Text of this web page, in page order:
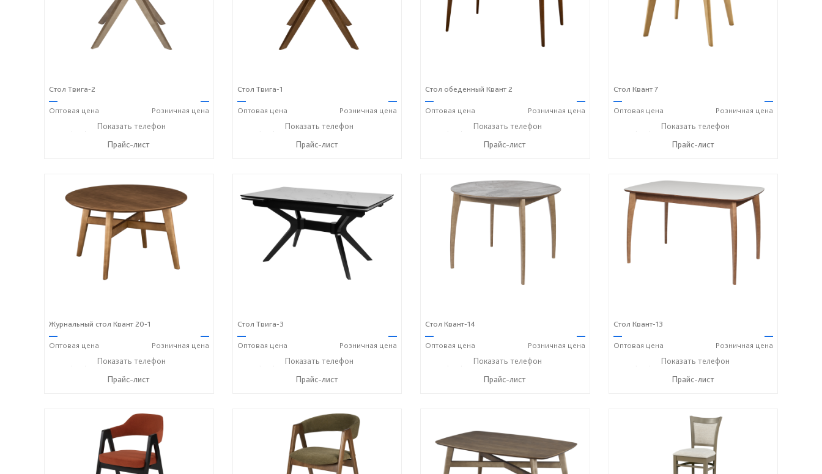
Стол Твига-2
—
Оптовая цена
—
Розничная цена
+7 (831) 614-39-98 ☎+7 908 742 8767
Показать телефон
Прайс-лист
Стол Твига-1
—
Оптовая цена
—
Розничная цена
+7 (831) 614-39-98 ☎+7 908 742 8767
Показать телефон
Прайс-лист
Стол обеденный Квант 2
—
Оптовая цена
—
Розничная цена
+7 (831) 614-39-98 ☎+7 908 742 8767
Показать телефон
Прайс-лист
Стол Квант 7
—
Оптовая цена
—
Розничная цена
+7 (831) 614-39-98 ☎+7 908 742 8767
Показать телефон
Прайс-лист
Журнальный стол Квант 20-1
—
Оптовая цена
—
Розничная цена
+7 (831) 614-39-98 ☎+7 908 742 8767
Показать телефон
Прайс-лист
Стол Твига-3
—
Оптовая цена
—
Розничная цена
+7 (831) 614-39-98 ☎+7 908 742 8767
Показать телефон
Прайс-лист
Стол Квант-14
—
Оптовая цена
—
Розничная цена
+7 (831) 614-39-98 ☎+7 908 742 8767
Показать телефон
Прайс-лист
Стол Квант-13
—
Оптовая цена
—
Розничная цена
+7 (831) 614-39-98 ☎+7 908 742 8767
Показать телефон
Прайс-лист